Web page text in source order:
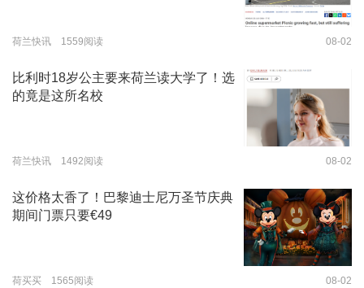
荷兰快讯 1559阅读 08-02
比利时18岁公主要来荷兰读大学了！选
的竟是这所名校
荷兰快讯 1492阅读 08-02
这价格太香了！巴黎迪士尼万圣节庆典
期间门票只要€49
荷买买 1565阅读 08-02